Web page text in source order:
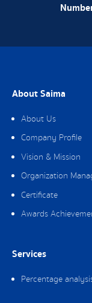
About Saima
About Us
Company Profile
Vision & Mission
Organization
Certificate
Awards
Services
Percentage